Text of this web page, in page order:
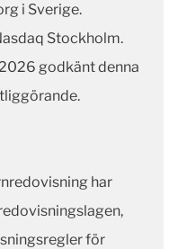
i Sverige.
Stockholm.
godkänt denna
har
för